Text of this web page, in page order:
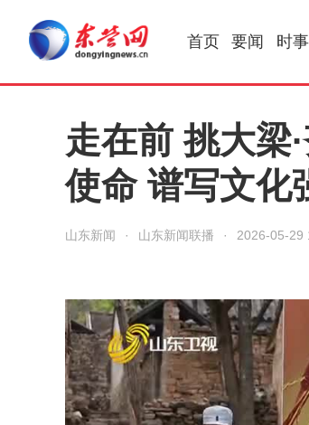
首页 要闻 时事
走在前 挑大梁
使命 谱写文化
山东新闻 · 山东新闻联播 · 2026-05-29